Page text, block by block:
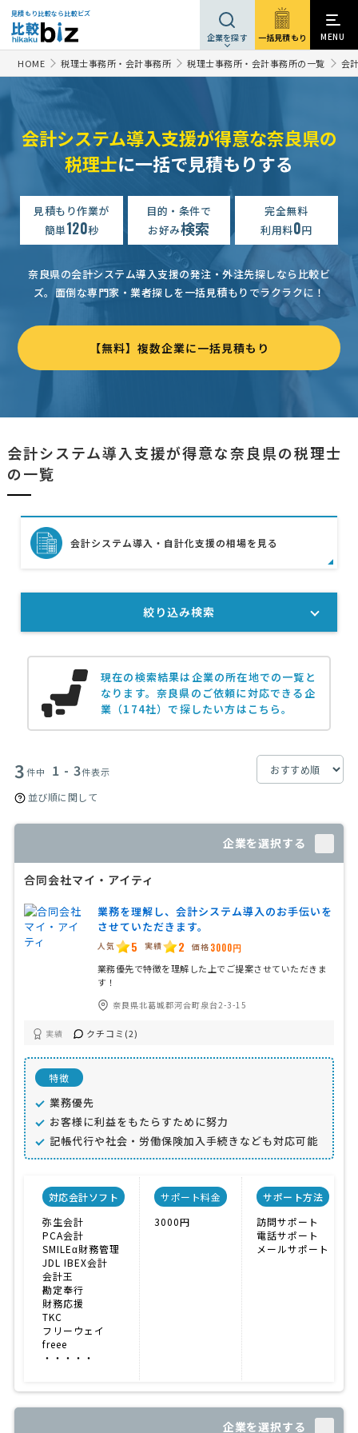
見積もり比較なら比較ビズ
企業を探す 一括見積もり MENU
HOME 税理士事務所・会計事務所 税理士事務所・会計事務所の一覧 会
会計システム導入支援が得意な奈良県の
税理士に一括で見積もりする
見積もり作業が
簡単120秒
目的・条件で
お好み検索
完全無料
利用料0円
奈良県の会計システム導入支援の発注・外注先探しなら比較ビ
ズ。面倒な専門家・業者探しを一括見積もりでラクラクに！
【無料】複数企業に一括見積もり
会計システム導入支援が得意な奈良県の税理士
の一覧
現在の検索結果は企業の所在地での一覧と
なります。奈良県のご依頼に対応できる企
業（174社）で探したい方はこちら。
3件中 1 - 3件表示
並び順に関して
企業を選択する
合同会社マイ・アイティ
業務を理解し、会計システム導入のお手伝いを
させていただきます。
人気 5 実績 2 価格 3000円
業務優先で特徴を理解した上でご提案させていただきま
す！
奈良県北葛城郡河合町泉台2-3-15
実績 クチコミ(2)
特徴
業務優先
お客様に利益をもたらすために努力
記帳代行や社会・労働保険加入手続きなども対応可能
対応会計ソフト
弥生会計
PCA会計
SMILEα財務管理
JDL IBEX会計
会計王
勘定奉行
財務応援
TKC
フリーウェイ
freee
・・・・・
サポート料金
3000円
サポート方法
訪問サポート
電話サポート
メールサポート
企業を選択する
会計システム導入・自計化支援の相場を見る
絞り込み検索